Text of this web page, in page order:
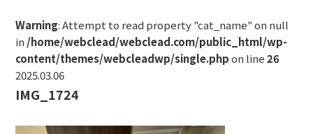
Warning: Attempt to read property "cat_name" on null
in /home/webclead/webclead.com/public_html/wp-
content/themes/webcleadwp/single.phpon line26
2025.03.06
IMG_1724